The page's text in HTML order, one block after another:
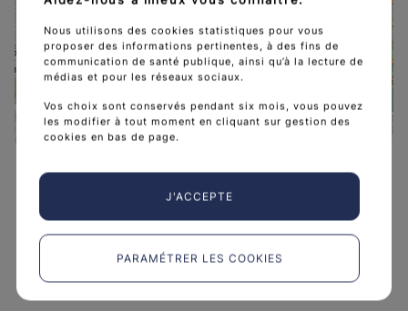
Appel - Lyon
L'Institut national du cancer est l’agence d'expertise
sanitaire et scientifique en cancérologie de l’État.
Nous utilisons des cookies statistiques pour vous
proposer des informations pertinentes, à des fins de
communication de santé publique, ainsi qu’à la lecture de
médias et pour les réseaux sociaux.
Vos choix sont conservés pendant six mois, vous pouvez
les modifier à tout moment en cliquant sur gestion des
cookies en bas de page.
J'ACCEPTE
PARAMÉTRER LES COOKIES